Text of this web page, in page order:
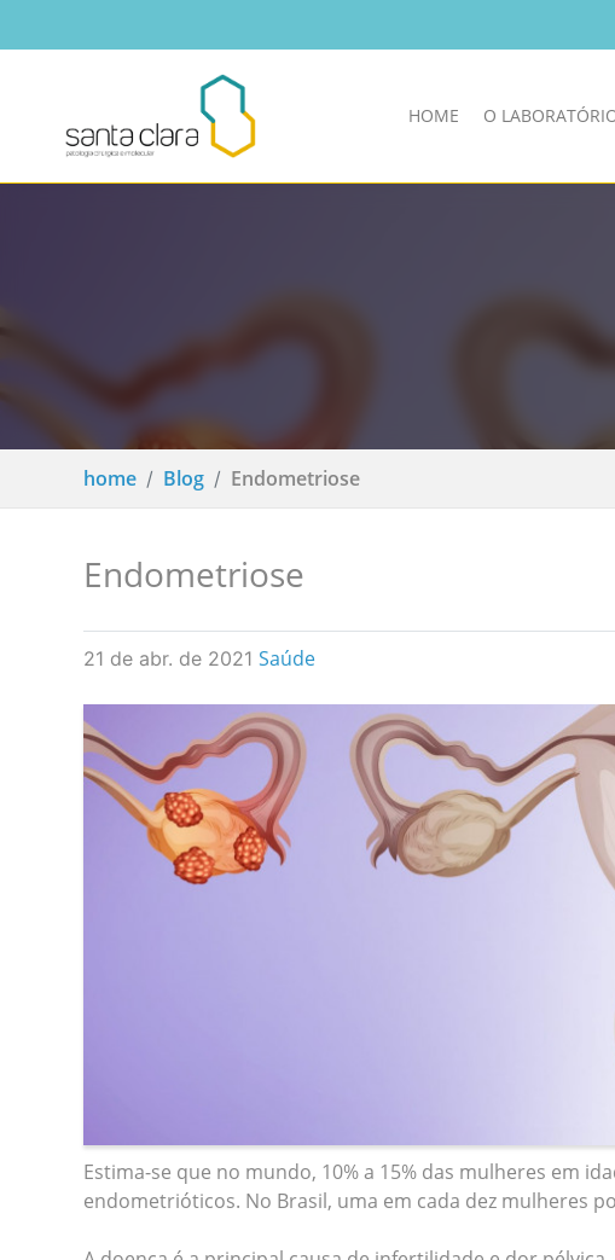
HOME O
home Blog Endometriose
Endometriose
21 de abr. de 2021 Saúde
Estima-se que no mundo, 10% a 15% das mulheres em
endometrióticos. No Brasil, uma em cada dez mulheres